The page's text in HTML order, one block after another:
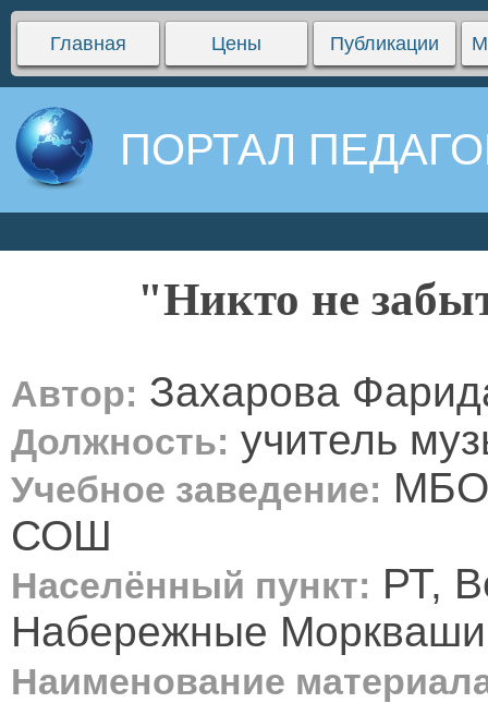
Главная Цены Публикации
ПОРТАЛ
"Никто не
Автор: Захарова
Должность: учитель
Учебное заведение:
СОШ
Населённый пункт: РТ,
Набережные Моркваши
Наименование